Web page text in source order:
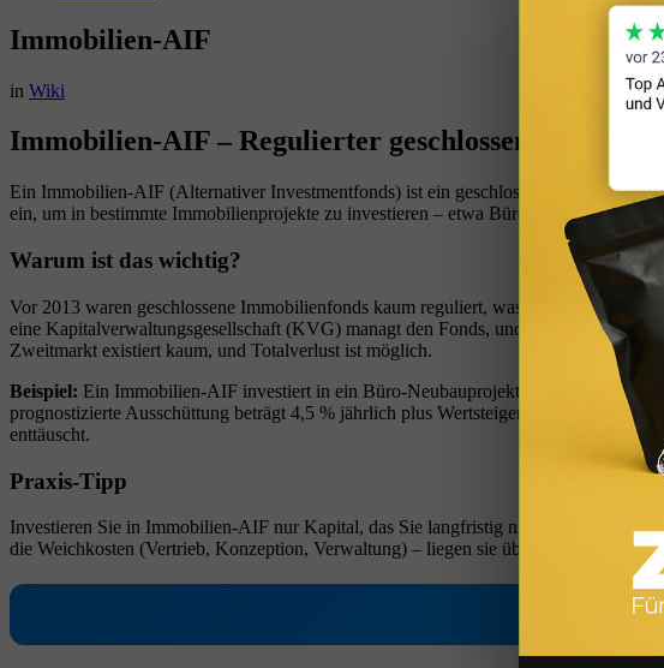
Immobilien-AIF
in Wiki
Immobilien-AIF – Regulierter geschlossener
Ein Immobilien-AIF (Alternativer Investmentfonds) ist ein geschlossener
ein, um in bestimmte Immobilienprojekte zu investieren – etwa Bürogebäude,
Warum ist das wichtig?
Vor 2013 waren geschlossene Immobilienfonds kaum reguliert, was zu zahlreichen
eine Kapitalverwaltungsgesellschaft (KVG) managt den Fonds, und die BaFin
Zweitmarkt existiert kaum, und Totalverlust ist möglich.
Beispiel: Ein Immobilien-AIF investiert in ein Büro-Neubauprojekt in Frankfurt am
prognostizierte Ausschüttung beträgt 4,5 % jährlich plus Wertsteigerung beim
enttäuscht.
Praxis-Tipp
Investieren Sie in Immobilien-AIF nur Kapital, das Sie langfristig nicht benötigen.
die Weichkosten (Vertrieb, Konzeption, Verwaltung) – liegen sie über 15 Prozent,